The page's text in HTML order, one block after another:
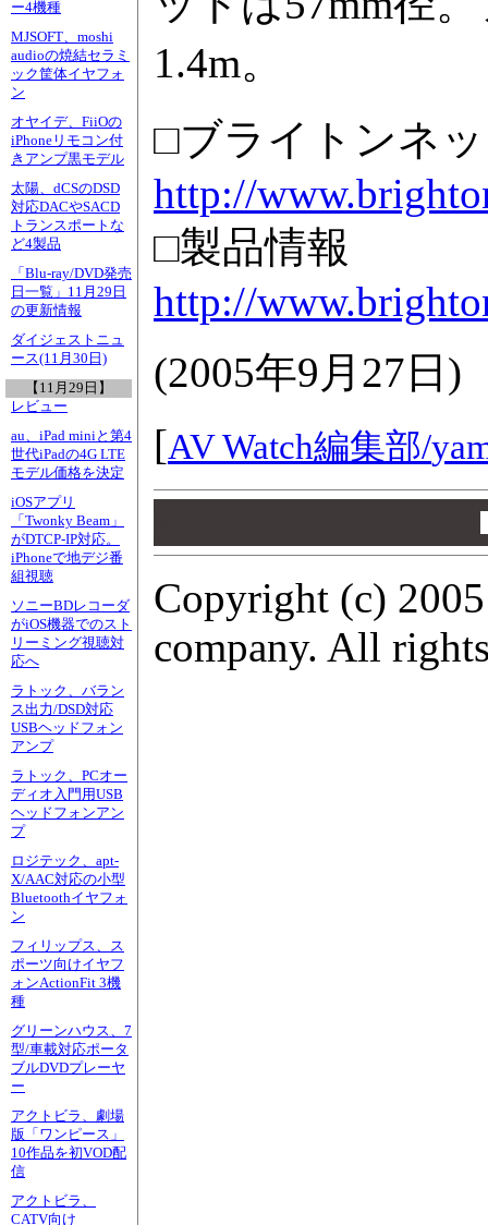
ー4機種
MJSOFT、moshi
audioの焼結セラミ
ック筐体イヤフォ
ン
オヤイデ、FiiOの
iPhoneリモコン付
きアンプ黒モデル
太陽、dCSのDSD
対応DACやSACD
トランスポートな
ど4製品
「Blu-ray/DVD発売
日一覧」11月29日
の更新情報
ダイジェストニュ
ース(11月30日)
【11月29日】
レビュー
au、iPad miniと第4
世代iPadの4G LTE
モデル価格を決定
iOSアプリ
「Twonky Beam」
がDTCP-IP対応。
iPhoneで地デジ番
組視聴
ソニーBDレコーダ
がiOS機器でのスト
リーミング視聴対
応へ
ラトック、バラン
ス出力/DSD対応
USBヘッドフォン
アンプ
ラトック、PCオー
ディオ入門用USB
ヘッドフォンアン
プ
ロジテック、apt-
X/AAC対応の小型
Bluetoothイヤフォ
ン
フィリップス、ス
ポーツ向けイヤフ
ォンActionFit 3機
種
グリーンハウス、7
型/車載対応ポータ
ブルDVDプレーヤ
ー
アクトビラ、劇場
版「ワンピース」
10作品を初VOD配
信
アクトビラ、
CATV向け
1.4m。
□ブライトンネ
http://
□製品情報
http://
(2005年9月27日 )
[AV Watch編集部/
Copyright (c)
company. All